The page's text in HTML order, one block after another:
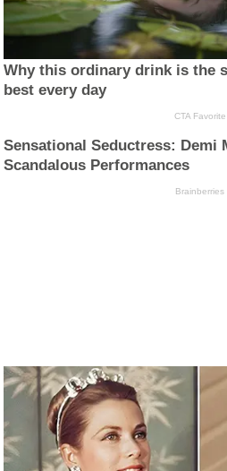
Why this ordinary drink is the
best every day
CTA Favorite
Sensational Seductress: Demi
Scandalous Performances
Brainberries